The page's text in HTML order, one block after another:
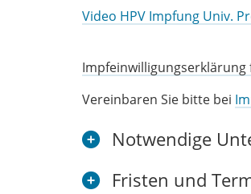
Video HPV Impfung Univ.
Vereinbaren Sie bitte bei
Notwendige
Fristen und